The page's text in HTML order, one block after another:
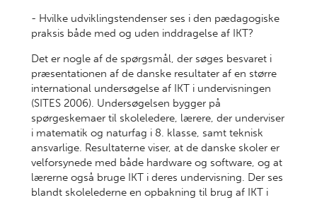
- Hvilke udviklingstendenser ses i den pædagogiske
praksis både med og uden inddragelse af IKT?
Det er nogle af de spørgsmål, der søges besvaret i
præsentationen af de danske resultater af en større
international undersøgelse af IKT i undervisningen
(SITES 2006). Undersøgelsen bygger på
spørgeskemaer til skoleledere, lærere, der underviser
i matematik og naturfag i 8. klasse, samt teknisk
ansvarlige. Resultaterne viser, at de danske skoler er
velforsynede med både hardware og software, og at
lærerne også bruge IKT i deres undervisning. Der ses
blandt skolelederne en opbakning til brug af IKT i